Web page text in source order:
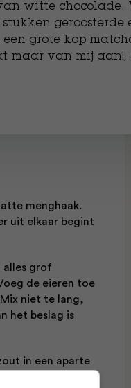
witte
geroosterde
een grote kop
maar van mij
menghaak.
uit elkaar begint
alles grof
de eieren toe
niet te lang,
het beslag is
in een aparte
het